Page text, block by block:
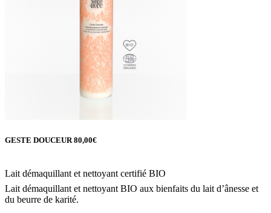
GESTE DOUCEUR80,00€
Lait démaquillant et nettoyant certifié BIO
Lait démaquillant et nettoyant BIO aux bienfaits du lait d’ânesse et
du beurre de karité.